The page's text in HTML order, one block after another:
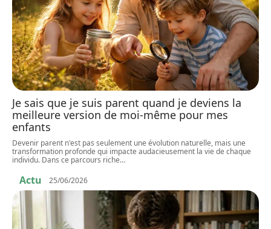
Je sais que je suis parent quand je deviens la
meilleure version de moi-même pour mes
enfants
Devenir parent n'est pas seulement une évolution naturelle, mais une
transformation profonde qui impacte audacieusement la vie de chaque
individu. Dans ce parcours riche…
Actu 25/06/2026